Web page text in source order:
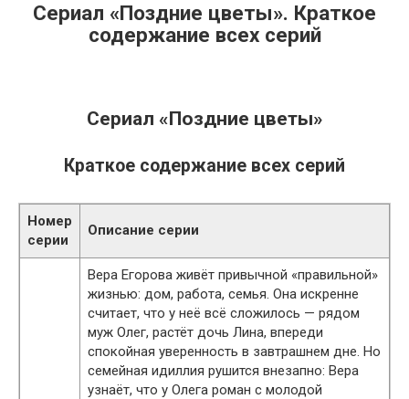
Сериал «Поздние цветы». Краткое
содержание всех серий
Сериал «Поздние цветы»
Краткое содержание всех серий
Номер
серии
Описание серии
Вера Егорова живёт привычной «правильной»
жизнью: дом, работа, семья. Она искренне
считает, что у неё всё сложилось — рядом
муж Олег, растёт дочь Лина, впереди
спокойная уверенность в завтрашнем дне. Но
семейная идиллия рушится внезапно: Вера
узнаёт, что у Олега роман с молодой